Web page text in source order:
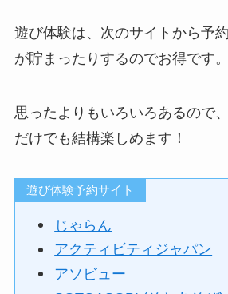
遊び体験は、次のサイトから予
が貯まったりするのでお得です。
思ったよりもいろいろあるので
だけでも結構楽しめます！
遊び体験予約サイト
じゃらん
アクティビティジャパン
アソビュー